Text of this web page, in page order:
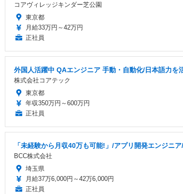
コアヴィレッジキンダー芝公園
東京都
月給33万円～42万円
正社員
外国人活躍中 QAエンジニア 手動・自動化/日本語力を
株式会社コアテック
東京都
年収350万円～600万円
正社員
「未経験から月収40万も可能!」/アプリ開発エンジニ
BCC株式会社
埼玉県
月給37万6,000円～42万6,000円
正社員